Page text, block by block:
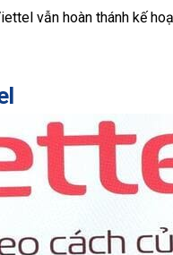
vẫn hoàn thánh kế